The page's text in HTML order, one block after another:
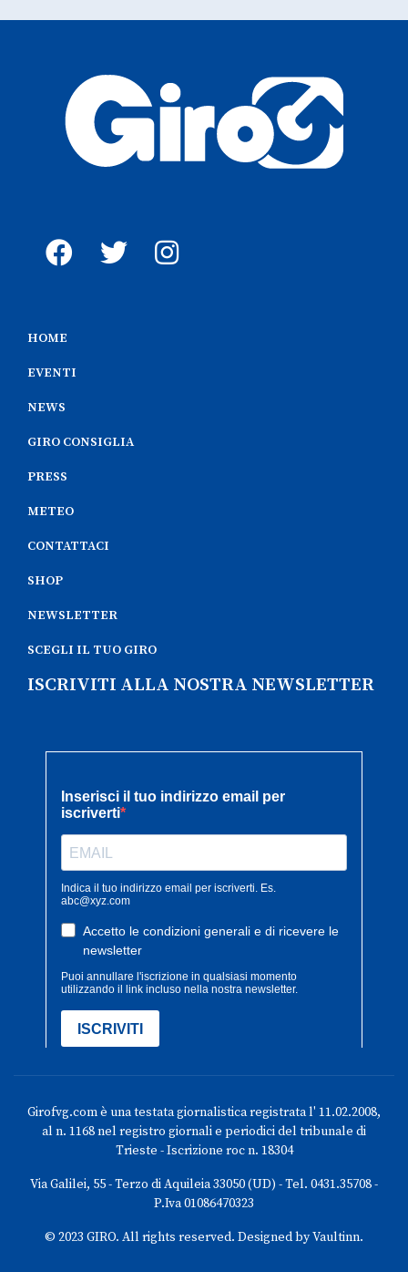
HOME
EVENTI
NEWS
GIRO CONSIGLIA
PRESS
METEO
CONTATTACI
SHOP
NEWSLETTER
SCEGLI IL TUO GIRO
ISCRIVITI ALLA NOSTRA NEWSLETTER
Girofvg.com è una testata giornalistica registrata l' 11.02.2008,
al n. 1168 nel registro giornali e periodici del tribunale di
Trieste - Iscrizione roc n. 18304
Via Galilei, 55 - Terzo di Aquileia 33050 (UD) - Tel. 0431.35708 -
P.Iva 01086470323
© 2023 GIRO. All rights reserved. Designed by Vaultinn.